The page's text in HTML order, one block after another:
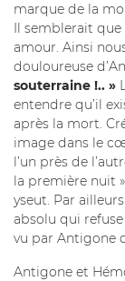
marque de la
Il semblerait que
amour. Ainsi
douloureuse
souterraine !.. »
entendre qu’il
après la mort.
image dans le
l’un près de
la première nuit
yseut. Par
absolu qui
vu par Antigone
Antigone et